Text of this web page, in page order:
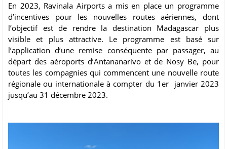
En 2023, Ravinala Airports a mis en place un programme
d’incentives pour les nouvelles routes aériennes, dont
l’objectif est de rendre la destination Madagascar plus
visible et plus attractive. Le programme est basé sur
l’application d’une remise conséquente par passager, au
départ des aéroports d’Antananarivo et de Nosy Be, pour
toutes les compagnies qui commencent une nouvelle route
régionale ou internationale à compter du 1er janvier 2023
jusqu’au 31 décembre 2023.